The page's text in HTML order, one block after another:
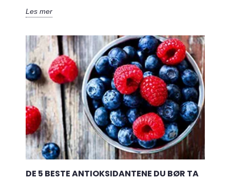
Les mer
DE 5 BESTE ANTIOKSIDANTENE DU BØR TA